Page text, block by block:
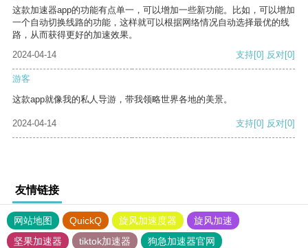
这款加速器app的功能有点单一，可以增加一些新功能。比如，可以增加
一个自动切换线路的功能，这样就可以根据网络情况自动选择最优的线
路，从而获得更好的加速效果。
2024-04-14
支持[0] 反对[0]
游客
这款app就像我的私人导游，带我领略世界各地的美景。
2024-04-14 支持[0] 反对[0]
友情链接
网站地图 QuickQ 旋风加速度器
旋风加速
坚果加速器
tiktok加速器
狗急加速器官网